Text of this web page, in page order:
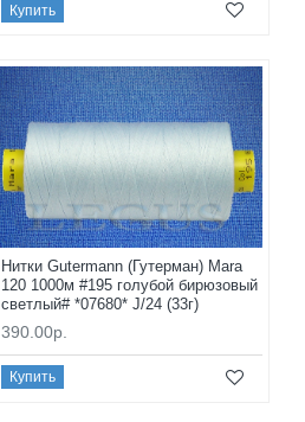
Купить
Нитки Gutermann (Гутерман) Mara
120 1000м #195 голубой бирюзовый
светлый# *07680* J/24 (33г)
390.00р.
Купить